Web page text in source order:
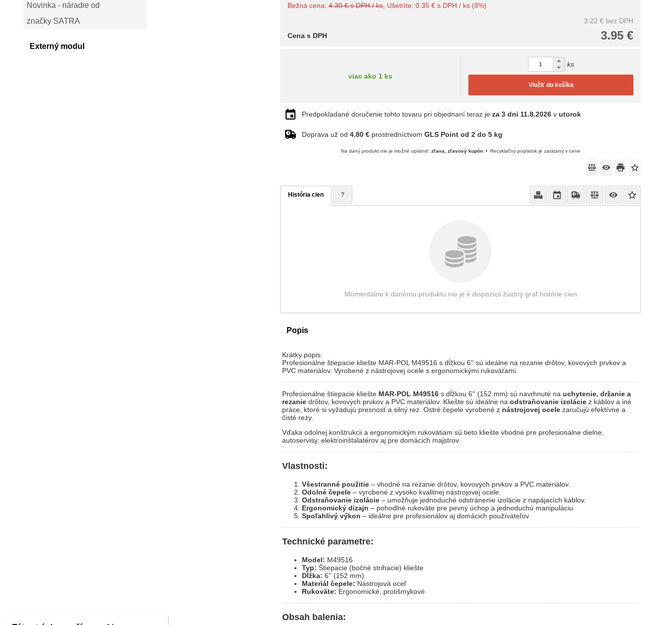
Novinka - náradie od
značky SATRA
Externý modul
Bežná cena: 4.30 € s DPH / ks, Ušetríte: 0.35 € s DPH / ks (8%)
3.22 € bez DPH
3.95 €
Cena s DPH
viac ako 1 ks
ks
Vložiť do košíka
Predpokladané doručenie tohto tovaru pri objednaní teraz je za 3 dni 11.8.2026 v utorok
Doprava už od 4.80 € prostredníctvom GLS Point od 2 do 5 kg
Na daný produkt nie je možné uplatniť: zľava, zľavový kupón Recyklačný poplatok je zarátaný v cene
História cien ?
Momentálne k danému produktu nie je k dispozícii žiadny graf histórie cien
Popis
Krátky popis:
Profesionálne štiepacie kliešte MAR-POL M49516 s dĺžkou 6'' sú ideálne na rezanie drôtov, kovových prvkov a
PVC materiálov. Vyrobené z nástrojovej ocele s ergonomickými rukoväťami.
Profesionálne štiepacie kliešte MAR-POL M49516 s dĺžkou 6'' (152 mm) sú navrhnuté na uchytenie, držanie a
rezanie drôtov, kovových prvkov a PVC materiálov. Kliešte sú ideálne na odstraňovanie izolácie z káblov a iné
práce, ktoré si vyžadujú presnosť a silný rez. Ostré čepele vyrobené z nástrojovej ocele zaručujú efektívne a
čisté rezy.
Vďaka odolnej konštrukcii a ergonomickým rukovätiam sú tieto kliešte vhodné pre profesionálne dielne,
autoservisy, elektroinštalatérov aj pre domácich majstrov.
Vlastnosti:
Všestranné použitie – vhodné na rezanie drôtov, kovových prvkov a PVC materiálov.
Odolné čepele – vyrobené z vysoko kvalitnej nástrojovej ocele.
Odstraňovanie izolácie – umožňuje jednoduché odstránenie izolácie z napájacích káblov.
Ergonomický dizajn – pohodlné rukoväte pre pevný úchop a jednoduchú manipuláciu.
Spoľahlivý výkon – ideálne pre profesionálov aj domácich používateľov.
Technické parametre:
Model: M49516
Typ: Štiepacie (bočné strihacie) kliešte
Dĺžka: 6'' (152 mm)
Materiál čepele: Nástrojová oceľ
Rukoväte: Ergonomické, protišmykové
Obsah balenia: